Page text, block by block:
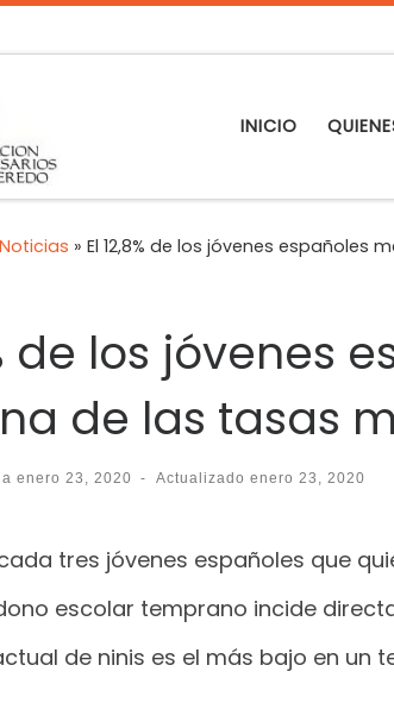
INICIO
Noticias » El 12,8% de los jóvenes españoles
de los jóvenes
de las tasas
enero 23, 2020 - Actualizadoenero 23, 2020
tres jóvenes españoles que
escolar temprano incide
de ninis es el más bajo en un